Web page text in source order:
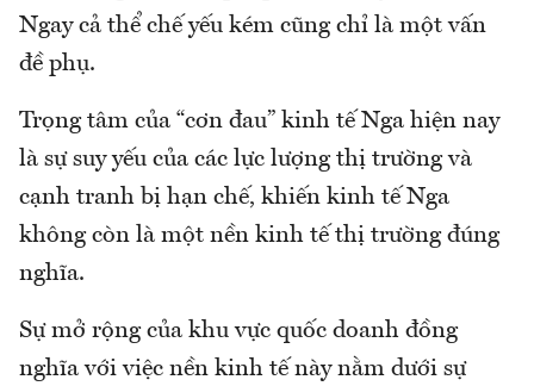
Ngay cả thể chế yếu kém cũng chỉ là một vấn
đề phụ.
Trọng tâm của “cơn đau” kinh tế Nga hiện nay
là sự suy yếu của các lực lượng thị trường và
cạnh tranh bị hạn chế, khiến kinh tế Nga
không còn là một nền kinh tế thị trường đúng
nghĩa.
Sự mở rộng của khu vực quốc doanh đồng
nghĩa với việc nền kinh tế này nằm dưới sự